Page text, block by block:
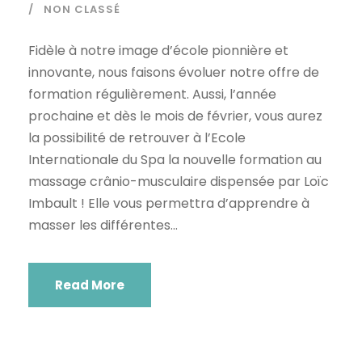
NON CLASSÉ
Fidèle à notre image d’école pionnière et
innovante, nous faisons évoluer notre offre de
formation régulièrement. Aussi, l’année
prochaine et dès le mois de février, vous aurez
la possibilité de retrouver à l’Ecole
Internationale du Spa la nouvelle formation au
massage crânio-musculaire dispensée par Loïc
Imbault ! Elle vous permettra d’apprendre à
masser les différentes...
Read More